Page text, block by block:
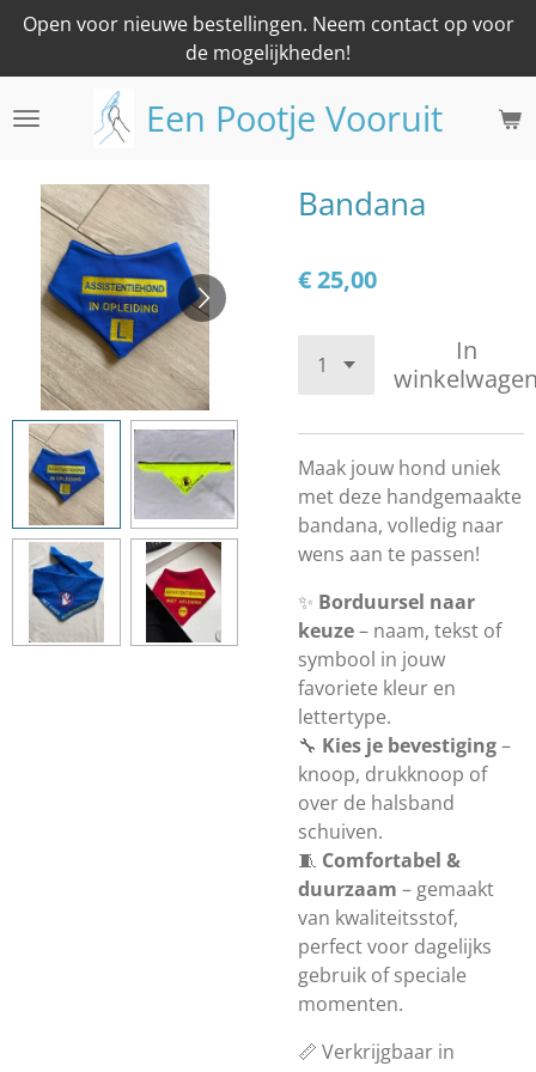
Ga
naar
de
hoofdinhoud
Een Pootje Vooruit
Open voor nieuwe bestellingen. Neem contact op voor
de mogelijkheden!
Bandana
€ 25,00
In
Maak jouw hond uniek
met deze handgemaakte
bandana, volledig naar
wens aan te passen!
✨ Borduursel naar
keuze– naam, tekst of
symbool in jouw
favoriete kleur en
lettertype.
🔧 Kies je bevestiging–
knoop, drukknoop of
over de halsband
schuiven.
🧵 Comfortabel &
duurzaam – gemaakt
van kwaliteitsstof,
perfect voor dagelijks
gebruik of speciale
momenten.
📏 Verkrijgbaar in